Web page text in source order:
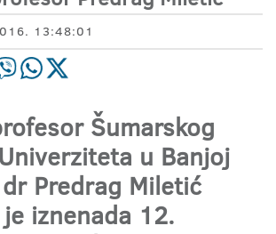
13:48:01
Šumarskog
u Banjoj
Predrag Miletić
iznenada 12.